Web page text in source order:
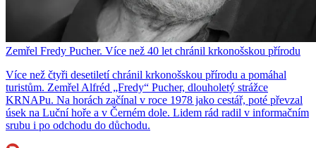
Zemřel Fredy Pucher. Více než 40 let chránil krkonošskou přírodu
Více než čtyři desetiletí chránil krkonošskou přírodu a pomáhal
turistům. Zemřel Alfréd „Fredy“ Pucher, dlouholetý strážce
KRNAPu. Na horách začínal v roce 1978 jako cestář, poté převzal
úsek na Luční hoře a v Černém dole. Lidem rád radil v informačním
srubu i po odchodu do důchodu.